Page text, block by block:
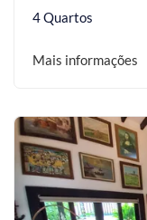
4 Quartos
Mais informações